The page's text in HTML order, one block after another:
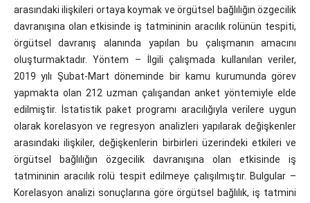
arasındaki ilişkileri ortaya koymak ve örgütsel bağlılığın özgecilik
davranışına olan etkisinde iş tatmininin aracılık rolünün tespiti,
örgütsel davranış alanında yapılan bu çalışmanın amacını
oluşturmaktadır. Yöntem – İlgili çalışmada kullanılan veriler,
2019 yılı Şubat-Mart döneminde bir kamu kurumunda görev
yapmakta olan 212 uzman çalışandan anket yöntemiyle elde
edilmiştir. İstatistik paket programı aracılığıyla verilere uygun
olarak korelasyon ve regresyon analizleri yapılarak değişkenler
arasındaki ilişkiler, değişkenlerin birbirleri üzerindeki etkileri ve
örgütsel bağlılığın özgecilik davranışına olan etkisinde iş
tatmininin aracılık rolü tespit edilmeye çalışılmıştır. Bulgular –
Korelasyon analizi sonuçlarına göre örgütsel bağlılık, iş tatmini